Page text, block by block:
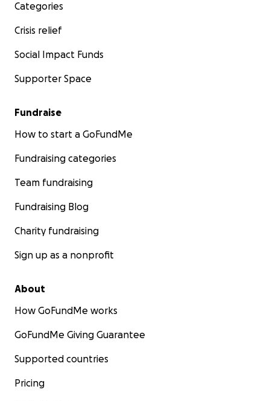
Categories
Crisis relief
Social Impact Funds
Supporter Space
Fundraise
How to start a GoFundMe
Fundraising categories
Team fundraising
Fundraising Blog
Charity fundraising
Sign up as a nonprofit
About
How GoFundMe works
GoFundMe Giving Guarantee
Supported countries
Pricing